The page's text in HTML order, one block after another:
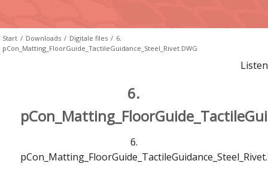
Start / Downloads / Digitale files / 6.
pCon_Matting_FloorGuide_TactileGuidance_Steel_Rivet.DWG
Listen
6.
6.